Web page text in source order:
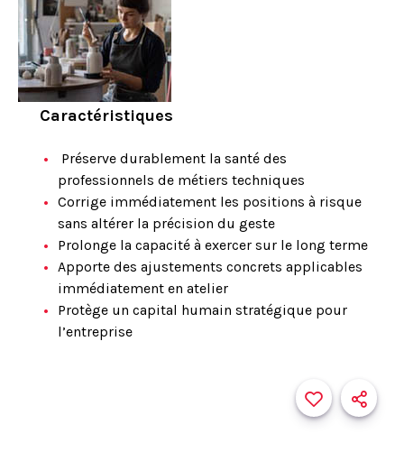
Caractéristiques
Préserve durablement la santé des
professionnels de métiers techniques
Corrige immédiatement les positions à risque
sans altérer la précision du geste
Prolonge la capacité à exercer sur le long terme
Apporte des ajustements concrets applicables
immédiatement en atelier
Protège un capital humain stratégique pour
l’entreprise